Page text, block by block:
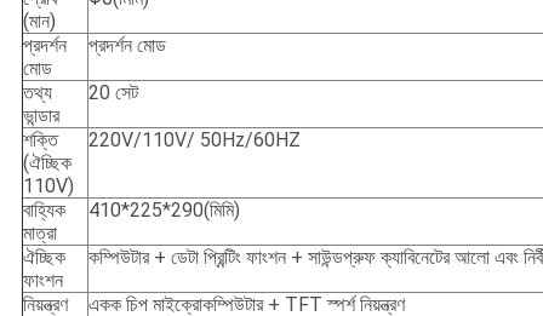
(মান)
প্রদর্শন
মোড
প্রদর্শন মোড
তথ্য
ভান্ডার
20 সেট
শক্তি
(ঐচ্ছিক
110V)
220V/110V/ 50Hz/60HZ
বাহ্যিক
মাত্রা
410*225*290(মিমি)
ঐচ্ছিক
ফাংশন
কম্পিউটার + ডেটা প্রিন্টিং ফাংশন + সাউন্ডপ্রুফ ক্যাবিনেটের আলো এবং
নিয়ন্ত্রণ
একক চিপ মাইক্রোকম্পিউটার + TFT স্পর্শ নিয়ন্ত্রণ